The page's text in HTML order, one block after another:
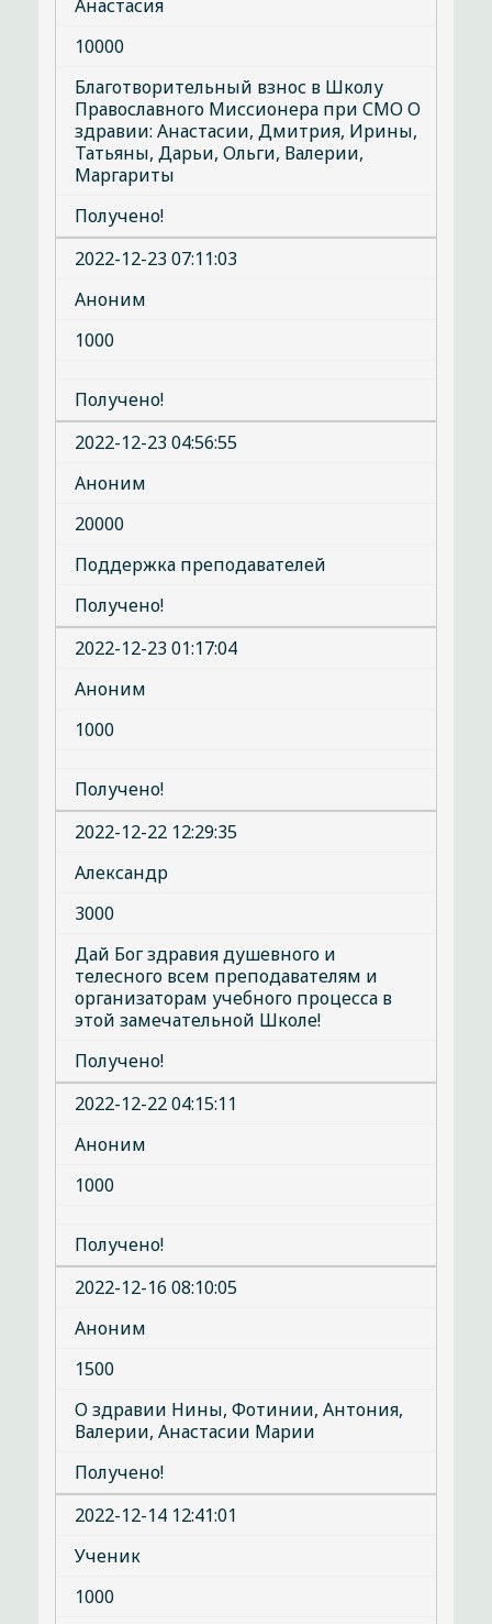
Анастасия
10000
Благотворительный взнос в Школу
Православного Миссионера при СМО О
здравии: Анастасии, Дмитрия, Ирины,
Татьяны, Дарьи, Ольги, Валерии,
Маргариты
Получено!
2022-12-23 07:11:03
Аноним
1000
Получено!
2022-12-23 04:56:55
Аноним
20000
Поддержка преподавателей
Получено!
2022-12-23 01:17:04
Аноним
1000
Получено!
2022-12-22 12:29:35
Александр
3000
Дай Бог здравия душевного и
телесного всем преподавателям и
организаторам учебного процесса в
этой замечательной Школе!
Получено!
2022-12-22 04:15:11
Аноним
1000
Получено!
2022-12-16 08:10:05
Аноним
1500
О здравии Нины, Фотинии, Антония,
Валерии, Анастасии Марии
Получено!
2022-12-14 12:41:01
Ученик
1000